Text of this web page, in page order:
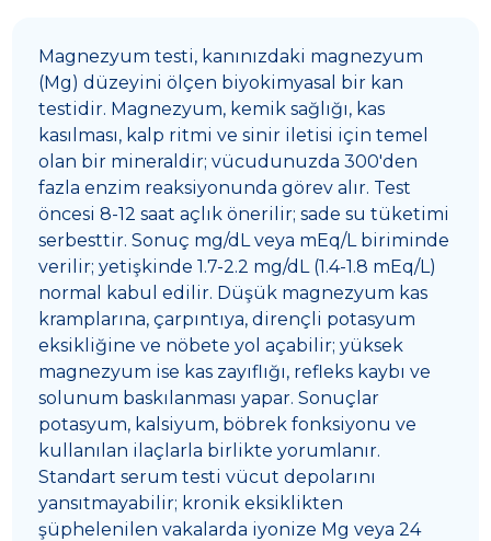
Magnezyum testi, kanınızdaki magnezyum
(Mg) düzeyini ölçen biyokimyasal bir kan
testidir. Magnezyum, kemik sağlığı, kas
kasılması, kalp ritmi ve sinir iletisi için temel
olan bir mineraldir; vücudunuzda 300'den
fazla enzim reaksiyonunda görev alır. Test
öncesi 8-12 saat açlık önerilir; sade su tüketimi
serbesttir. Sonuç mg/dL veya mEq/L biriminde
verilir; yetişkinde 1.7-2.2 mg/dL (1.4-1.8 mEq/L)
normal kabul edilir. Düşük magnezyum kas
kramplarına, çarpıntıya, dirençli potasyum
eksikliğine ve nöbete yol açabilir; yüksek
magnezyum ise kas zayıflığı, refleks kaybı ve
solunum baskılanması yapar. Sonuçlar
potasyum, kalsiyum, böbrek fonksiyonu ve
kullanılan ilaçlarla birlikte yorumlanır.
Standart serum testi vücut depolarını
yansıtmayabilir; kronik eksiklikten
şüphelenilen vakalarda iyonize Mg veya 24